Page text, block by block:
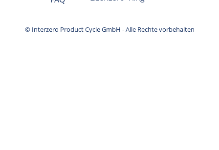
© Interzero Product Cycle GmbH - Alle Rechte vorbehalten